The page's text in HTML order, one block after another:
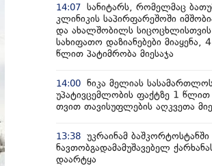
14:07 სანიტარს, რომელმაც
კლინიკის საპირფარეშოში
და ახალშობილს სიცოცხლისთვის
სახიფათო დაზიანებები მიაყენა, 4
წლით პატიმრობა მიესაჯა
14:00 ნიკა მელიას
უპატივცემლობის ფაქტზე 1
თვით თავისუფლების აღკვეთა
13:38 უკრაინამ ბაშკორტოსტანში
ნავთობგადამამუშავებელ
დაარტყა